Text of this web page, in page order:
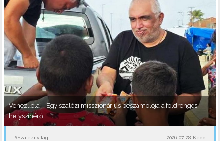
Venezuela – Egy szalézi misszionárius beszámolója a földrengés
helyszínéről
#Szalézi világ 2026-07-28, Kedd